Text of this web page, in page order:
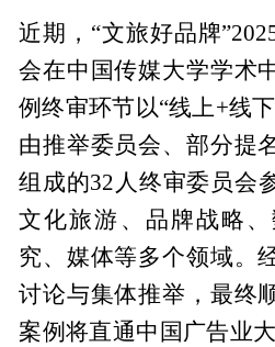
近期，“文旅好品牌
会在中国传媒大学学术
例终审环节以“线上+线
由推举委员会、部分提
组成的32人终审委员会
文化旅游、品牌战略
究、媒体等多个领域。
讨论与集体推举，最终
案例将直通中国广告业